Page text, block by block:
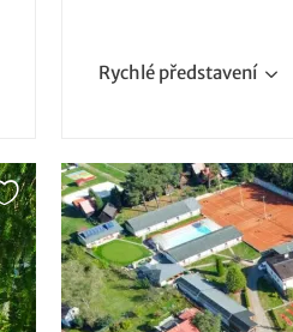
Rychlé představení